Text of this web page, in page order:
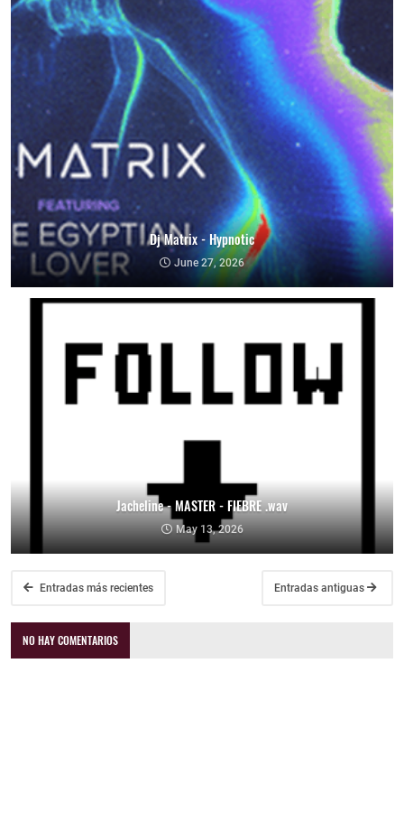
Dj Matrix - Hypnotic
June 27, 2026
Jacheline - MASTER - FIEBRE .wav
May 13, 2026
Entradas más recientes Entradas antiguas
NO HAY COMENTARIOS